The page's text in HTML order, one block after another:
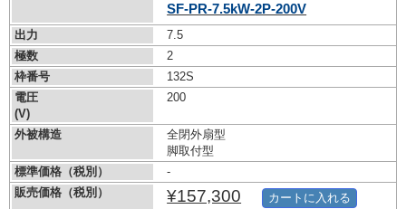
SF-PR-7.5kW-2P-200V
出力
7.5
極数
2
枠番号
132S
電圧
(V)
200
外被構造
全閉外扇型
脚取付型
標準価格（税別）
-
販売価格（税別）
¥157,300 カートに入れる